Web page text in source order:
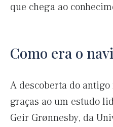
que chega ao
Como era o
A descoberta do
graças ao um estudo
Geir Grønnesby, da